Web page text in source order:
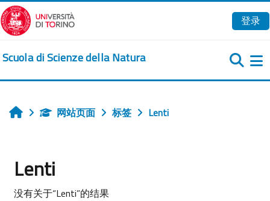
跳到主要内容
登录
Scuola di Scienze della Natura
首页 网站页面 标签 Lenti
Lenti
没有关于“Lenti”的结果